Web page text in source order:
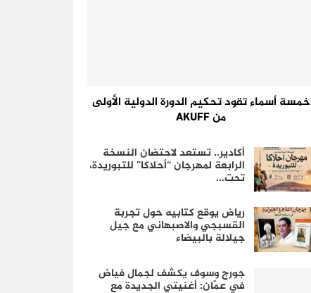
خمسة أسماء تقود تحكيم الدورة الدولية الأولى
من AKUFF
أكادير.. تستعد لاحتضان النسخة
الرابعة لمهرجان “أحلاكا” للتبوريدة،
تحت…
رياض يوقع كتابيه حول تجربة
القسبجي والاصبهاني مع جيل
جيلالة بالبيضاء
جورج وسوف يكشف لجمال فياض
في عمّان: أغنيتي الجديدة مع